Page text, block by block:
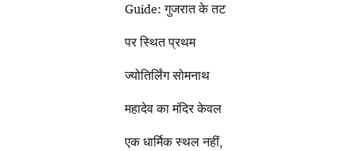
Guide: गुजरात के तट
पर स्थित प्रथम
ज्योतिर्लिंग सोमनाथ
महादेव का मंदिर केवल
एक धार्मिक स्थल नहीं,